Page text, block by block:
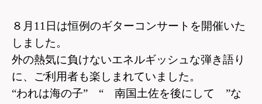
８月11日は恒例のギターコンサートを開催いた
しました。
外の熱気に負けないエネルギッシュな弾き語り
に、 ご利用者も楽しまれていました。
“われは海の子” “ 南国土佐を後にして ”な